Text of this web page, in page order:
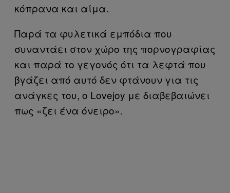
κόπρανα και αίμα.
Παρά τα φυλετικά εμπόδια που
συναντάει στον χώρο της πορνογραφίας
και παρά το γεγονός ότι τα λεφτά που
βγάζει από αυτό δεν φτάνουν για τις
ανάγκες του, ο Lovejoy με διαβεβαιώνει
πως «ζει ένα όνειρο».